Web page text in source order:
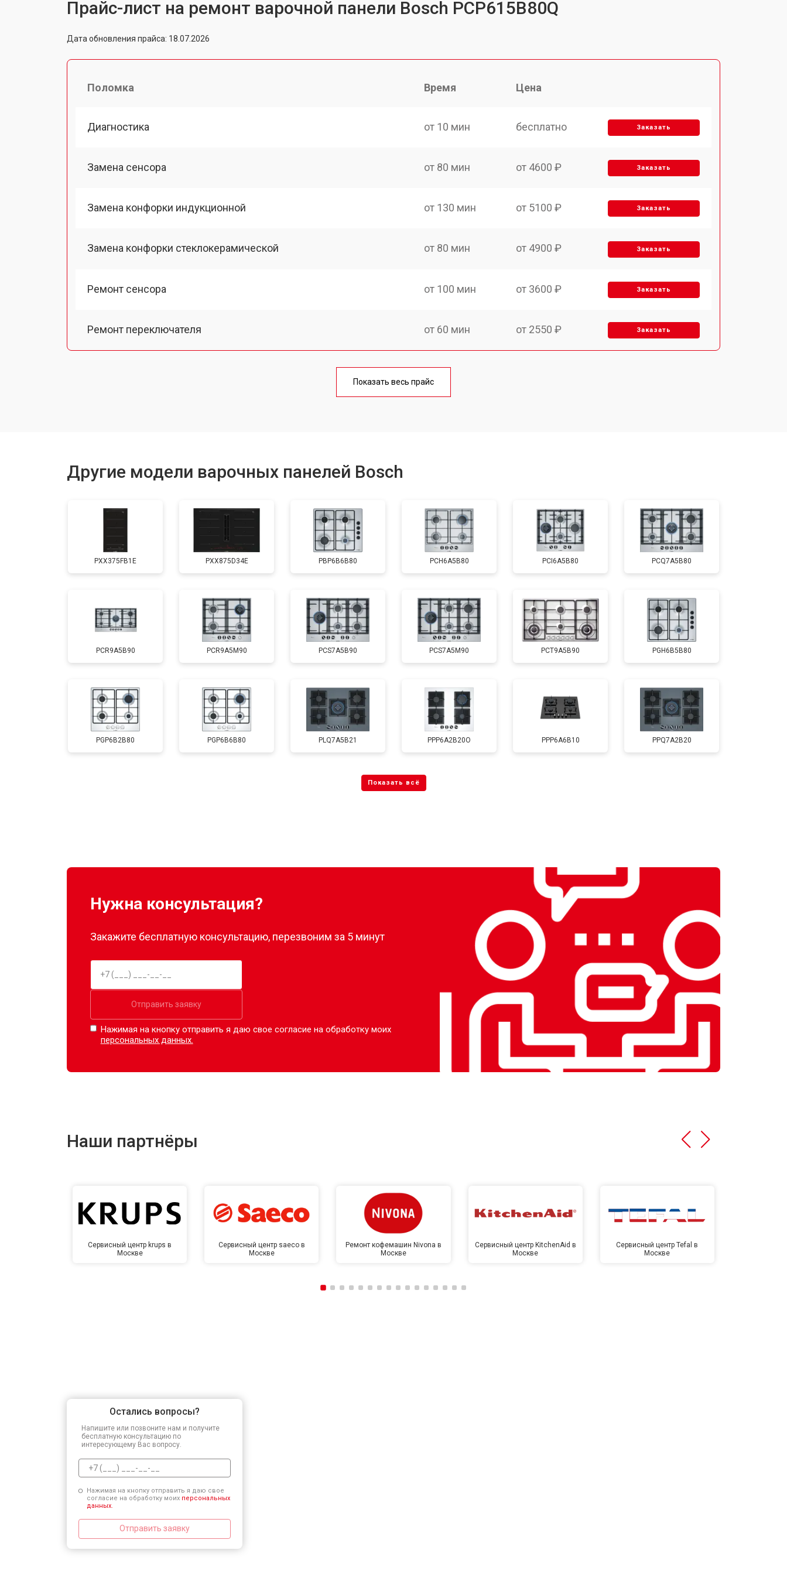
Прайс-лист на ремонт варочной панели Bosch PCP615B80Q
Дата обновления прайса: 18.07.2026
Поломка Время Цена
Диагностика от 10 мин бесплатно Заказать
Замена сенсора от 80 мин от 4600 ₽ Заказать
Замена конфорки индукционной от 130 мин от 5100 ₽ Заказать
Замена конфорки стеклокерамической от 80 мин от 4900 ₽ Заказать
Ремонт сенсора от 100 мин от 3600 ₽ Заказать
Ремонт переключателя от 60 мин от 2550 ₽ Заказать
от 140 мин
Показать весь прайс
Другие модели варочных панелей Bosch
PXX375FB1E PXX875D34E PBP6B6B80 PCH6A5B80 PCI6A5B80 PCQ7A5B80
PCR9A5B90 PCR9A5M90 PCS7A5B90 PCS7A5M90 PCT9A5B90 PGH6B5B80
PGP6B2B80 PGP6B6B80 PLQ7A5B21 PPP6A2B20O PPP6A6B10 PPQ7A2B20
Нужна консультация?
Закажите бесплатную консультацию, перезвоним за 5 минут
Отправить заявку
Нажимая на кнопку отправить я даю свое согласие на обработку моих
персональных данных.
Наши партнёры
Сервисный центр krups в
Москве
Сервисный центр saeco в
Москве
Ремонт кофемашин Nivona в
Москве
Сервисный центр KitchenAid в
Москве
Сервисный центр Tefal в
Москве
Остались вопросы?
Напишите или позвоните нам и получите
бесплатную консультацию по
интересующему Вас вопросу.
Нажимая на кнопку отправить я даю свое
согласие на обработку моих персональных
данных.
Отправить заявку